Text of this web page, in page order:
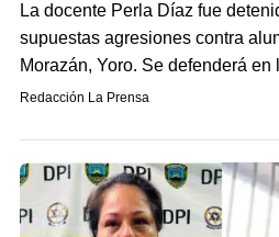
La docente Perla Díaz fue
supuestas agresiones contra
Morazán, Yoro. Se defenderá en
Redacción La Prensa